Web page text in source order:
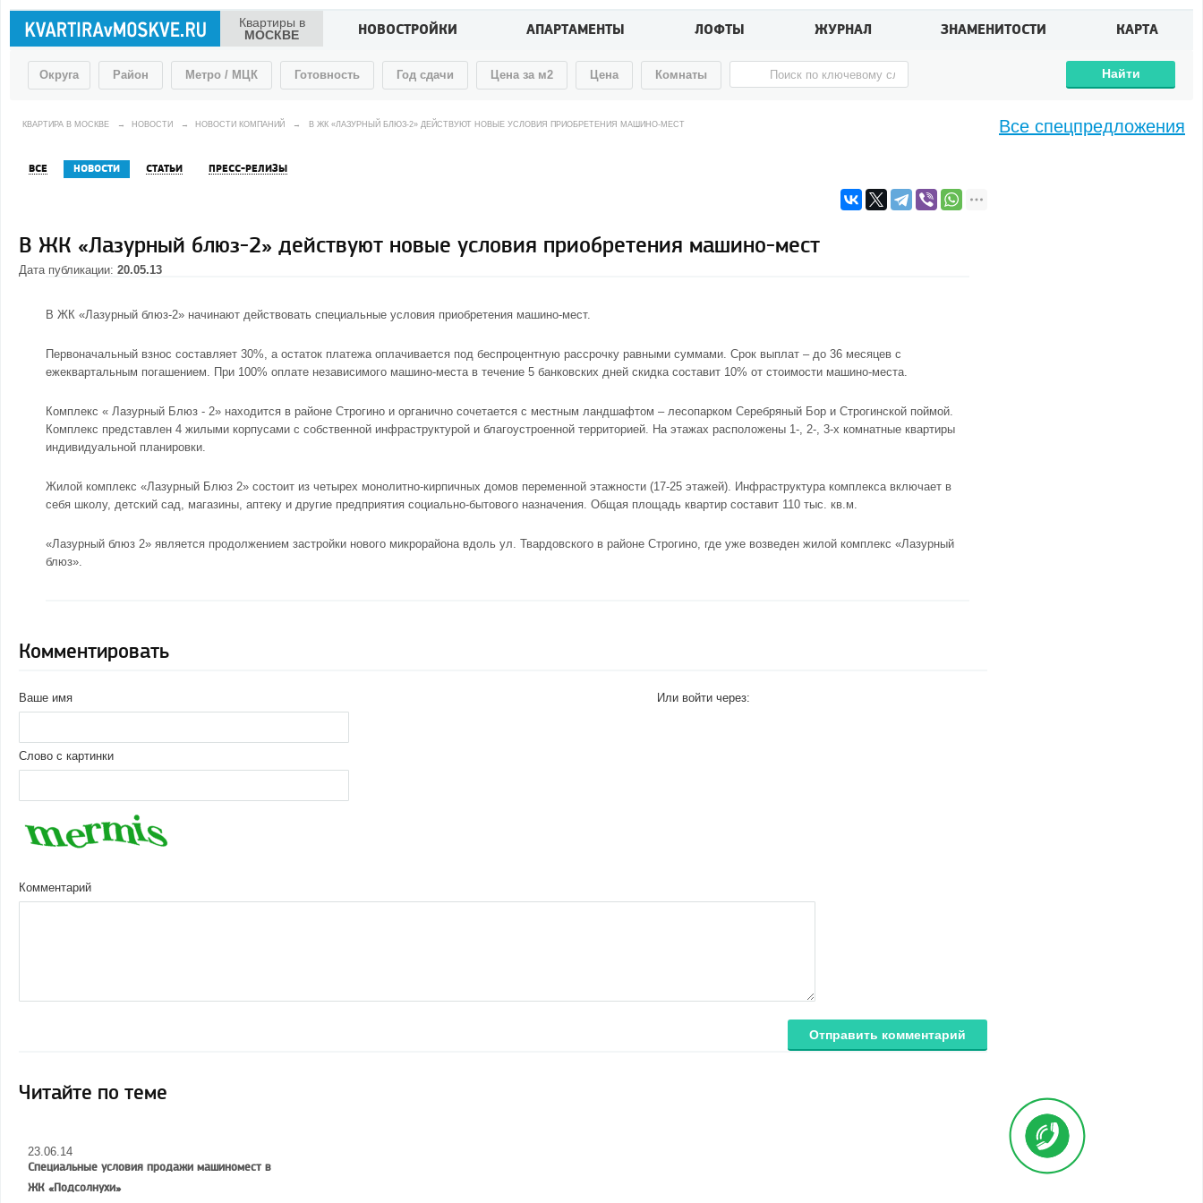
Квартиры в
МОСКВЕ
НОВОСТРОЙКИ АПАРТАМЕНТЫ ЛОФТЫ ЖУРНАЛ ЗНАМЕНИТОСТИ КАРТА
Округа Район Метро / МЦК Готовность Год сдачи Цена за м2 Цена Комнаты Найти
КВАРТИРА В МОСКВЕ → НОВОСТИ → НОВОСТИ КОМПАНИЙ → В ЖК «ЛАЗУРНЫЙ БЛЮЗ-2» ДЕЙСТВУЮТ НОВЫЕ УСЛОВИЯ ПРИОБРЕТЕНИЯ МАШИНО-МЕСТ
ВСЕ НОВОСТИ СТАТЬИ ПРЕСС-РЕЛИЗЫ
В ЖК «Лазурный блюз-2» действуют новые условия приобретения машино-мест
Дата публикации: 20.05.13
В ЖК «Лазурный блюз-2» начинают действовать специальные условия приобретения машино-мест.
Первоначальный взнос составляет 30%, а остаток платежа оплачивается под беспроцентную рассрочку равными суммами. Срок выплат – до 36 месяцев с
ежеквартальным погашением. При 100% оплате независимого машино-места в течение 5 банковских дней скидка составит 10% от стоимости машино-места.
Комплекс « Лазурный Блюз - 2» находится в районе Строгино и органично сочетается с местным ландшафтом – лесопарком Серебряный Бор и Строгинской поймой.
Комплекс представлен 4 жилыми корпусами с собственной инфраструктурой и благоустроенной территорией. На этажах расположены 1-, 2-, 3-х комнатные квартиры
индивидуальной планировки.
Жилой комплекс «Лазурный Блюз 2» состоит из четырех монолитно-кирпичных домов переменной этажности (17-25 этажей). Инфраструктура комплекса включает в
себя школу, детский сад, магазины, аптеку и другие предприятия социально-бытового назначения. Общая площадь квартир составит 110 тыс. кв.м.
«Лазурный блюз 2» является продолжением застройки нового микрорайона вдоль ул. Твардовского в районе Строгино, где уже возведен жилой комплекс «Лазурный
блюз».
Комментировать
Ваше имя
Слово с картинки
Или войти через:
Комментарий
Отправить комментарий
Читайте по теме
23.06.14
Специальные условия продажи машиномест в
ЖК «Подсолнухи»
Все спецпредложения